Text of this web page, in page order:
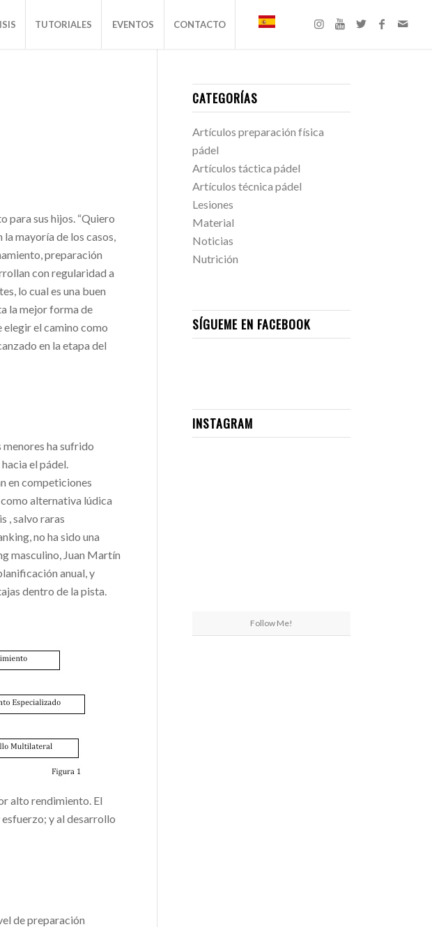
TUTORIALES EVENTOS CONTACTO
para sus hijos. “Quiero
la mayoría de los casos,
preparación
con regularidad a
lo cual es una buen
la mejor forma de
elegir el camino como
en la etapa del
ha sufrido
el pádel.
en competiciones
como alternativa lúdica
, salvo raras
no ha sido una
masculino, Juan Martín
anual, y
dentro de la pista.
alto rendimiento. El
y al desarrollo
de preparación
CATEGORÍAS
Artículos preparación física
pádel
Artículos táctica pádel
Artículos técnica pádel
Lesiones
Material
Noticias
Nutrición
SÍGUEME EN FACEBOOK
INSTAGRAM
Follow Me!